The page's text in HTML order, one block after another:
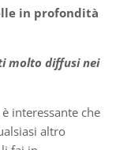
in profondità
molto diffusi nei
interessante che
altro